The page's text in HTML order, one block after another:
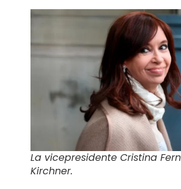
La vicepresidente Cristina
Kirchner.